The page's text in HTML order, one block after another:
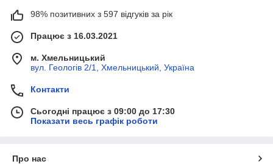
98% позитивних з 597 відгуків за рік
Працює з 16.03.2021
м. Хмельницький
вул. Геологів 2/1, Хмельницький, Україна
Контакти
Сьогодні працює з 09:00 до 17:30
Показати весь графік роботи
Про нас